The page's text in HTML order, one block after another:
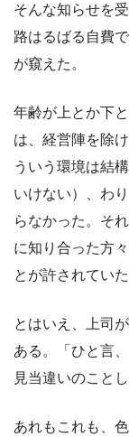
そんな知らせを
路はるばる自費
が窺えた。
年齢が上とか下
は、経営陣を除
ういう環境は結
いけない）、わ
らなかった。そ
に知り合った方
とが許されてい
とはいえ、上司
ある。「ひと言
見当違いのこと
あれもこれも、